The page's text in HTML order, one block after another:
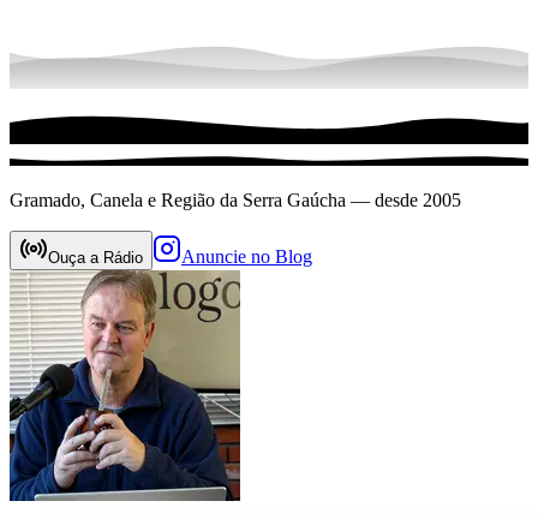
Gramado, Canela e Região da Serra Gaúcha — desde 2005
Ouça a Rádio Anuncie no Blog